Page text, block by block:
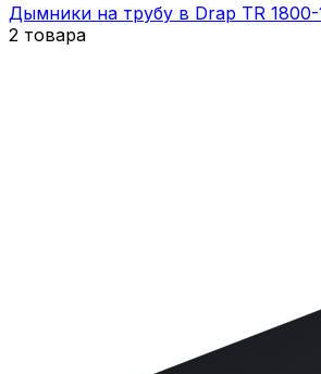
Дымники на трубу в Drap TR
2 товара